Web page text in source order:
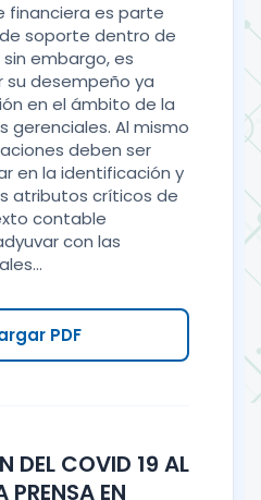
financiera es parte
soporte dentro de
embargo, es
desempeño ya
en el ámbito de la
gerenciales. Al mismo
deben ser
en la identificación y
atributos críticos de
contable
con las
PDF
DEL COVID 19 AL
PRENSA EN